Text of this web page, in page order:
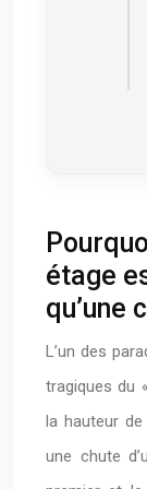
étage
qu’une
L’un des
tragiques du
la hauteur
une chute